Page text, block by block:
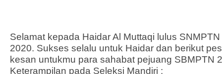
Selamat kepada Haidar Al Muttaqi lulus
2020. Sukses selalu untuk Haidar dan berikut
kesan untukmu para sahabat pejuang SBMPTN
Keterampilan pada Seleksi Mandiri :